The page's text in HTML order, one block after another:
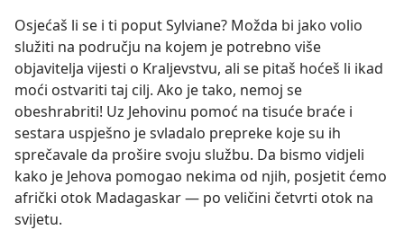
Osjećaš li se i ti poput Sylviane? Možda bi jako volio
služiti na području na kojem je potrebno više
objavitelja vijesti o Kraljevstvu, ali se pitaš hoćeš li ikad
moći ostvariti taj cilj. Ako je tako, nemoj se
obeshrabriti! Uz Jehovinu pomoć na tisuće braće i
sestara uspješno je svladalo prepreke koje su ih
sprečavale da prošire svoju službu. Da bismo vidjeli
kako je Jehova pomogao nekima od njih, posjetit ćemo
afrički otok Madagaskar — po veličini četvrti otok na
svijetu.